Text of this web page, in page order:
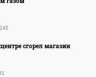
сгорел магазин